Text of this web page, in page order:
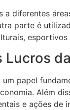
diferentes
parte é
esportivos
papel
Além
e ações de